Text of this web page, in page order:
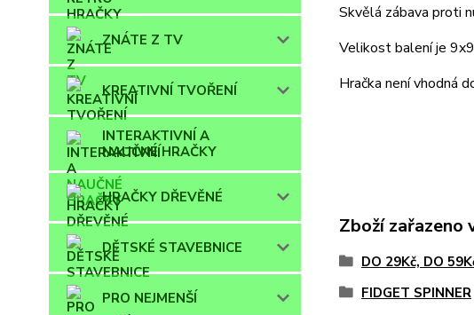
ZNÁTE Z TV
KREATIVNÍ TVOŘENÍ
INTERAKTIVNÍ A
NAUČNÉ HRAČKY
HRAČKY DŘEVĚNÉ
DĚTSKÉ STAVEBNICE
PRO NEJMENŠÍ
Skvělá zábava proti
Velikost balení je
Hračka není vhodná
Zboží zařazeno
DO 29Kč, DO
FIDGET SPINNER